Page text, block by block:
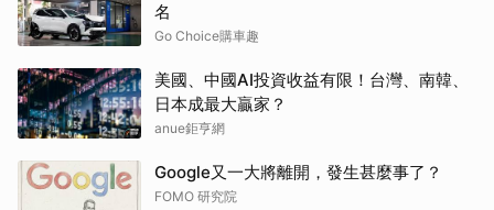
名
Go Choice購車趣
美國、中國AI投資收益有限！台灣、南韓、
日本成最大贏家？
anue鉅亨網
Google又一大將離開，發生甚麼事了？
FOMO 研究院